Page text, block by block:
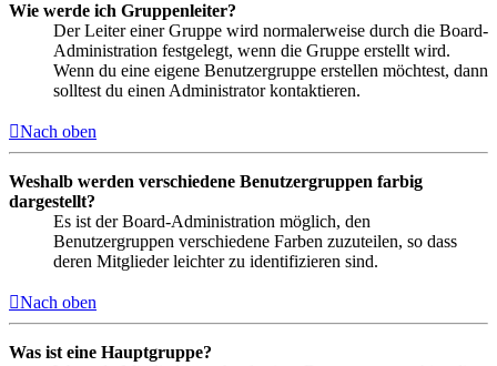
Wie werde ich Gruppenleiter?
Der Leiter einer Gruppe wird normalerweise durch die Board-
Administration festgelegt, wenn die Gruppe erstellt wird.
Wenn du eine eigene Benutzergruppe erstellen möchtest, dann
solltest du einen Administrator kontaktieren.
Nach oben
Weshalb werden verschiedene Benutzergruppen farbig
dargestellt?
Es ist der Board-Administration möglich, den
Benutzergruppen verschiedene Farben zuzuteilen, so dass
deren Mitglieder leichter zu identifizieren sind.
Nach oben
Was ist eine Hauptgruppe?